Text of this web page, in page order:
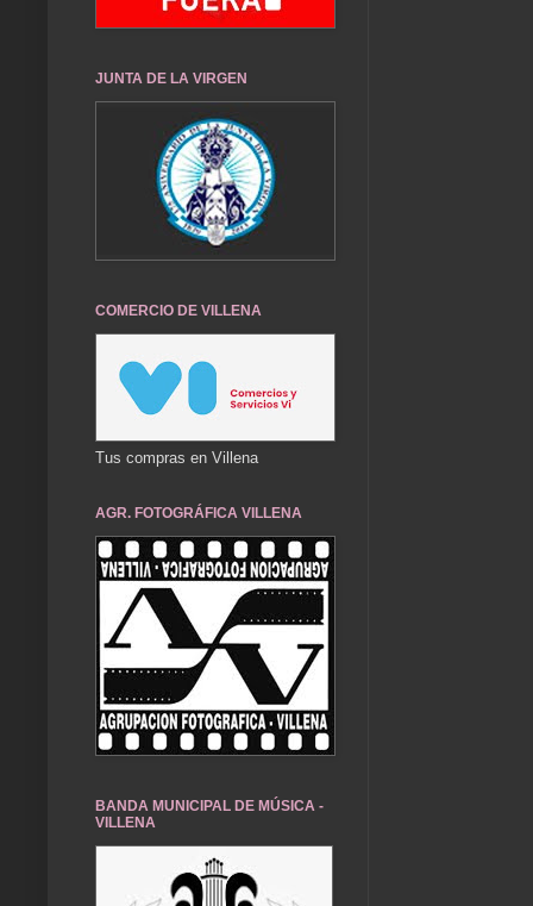
JUNTA DE LA VIRGEN
COMERCIO DE VILLENA
Tus compras en Villena
AGR. FOTOGRÁFICA VILLENA
BANDA MUNICIPAL DE MÚSICA -
VILLENA